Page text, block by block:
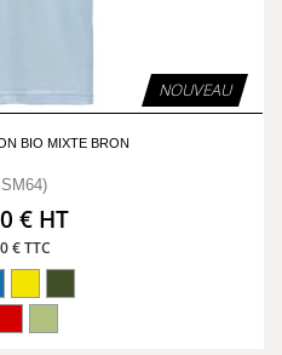
NOUVEAU
BIO MIXTE BRON
€ HT
€ TTC